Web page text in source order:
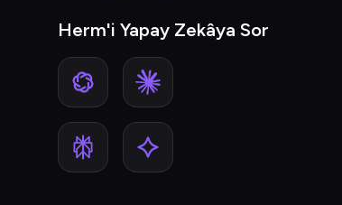
Herm'i Yapay Zekâya Sor